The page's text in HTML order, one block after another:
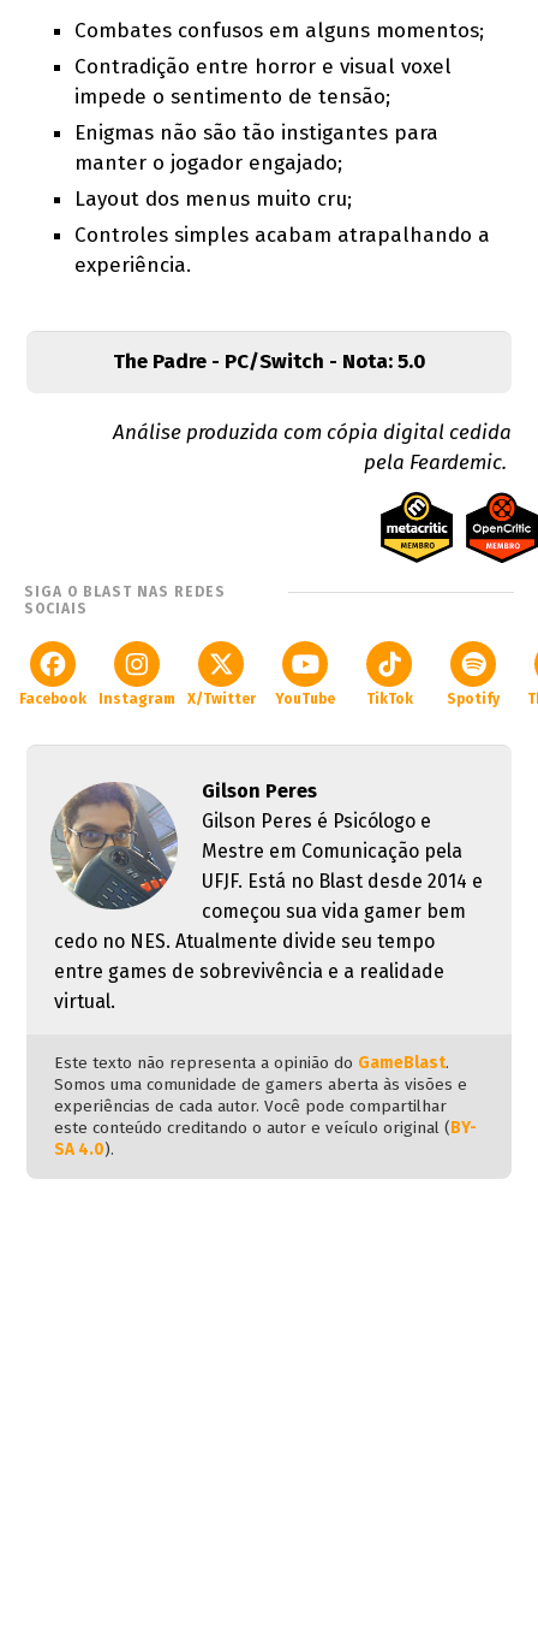
Combates confusos em alguns momentos;
Contradição entre horror e visual voxel
impede o sentimento de tensão;
Enigmas não são tão instigantes para
manter o jogador engajado;
Layout dos menus muito cru;
Controles simples acabam atrapalhando a
experiência.
The Padre - PC/Switch - Nota: 5.0
Análise produzida com cópia digital cedida
pela Feardemic.
SIGA O BLAST NAS REDES
SOCIAIS
Facebook Instagram X/Twitter YouTube TikTok Spotify
Gilson Peres
Gilson Peres é Psicólogo e
Mestre em Comunicação pela
UFJF. Está no Blast desde 2014 e
começou sua vida gamer bem
cedo no NES. Atualmente divide seu tempo
entre games de sobrevivência e a realidade
virtual.
Este texto não representa a opinião do GameBlast.
Somos uma comunidade de gamers aberta às visões e
experiências de cada autor. Você pode compartilhar
este conteúdo creditando o autor e veículo original (BY-
SA 4.0).